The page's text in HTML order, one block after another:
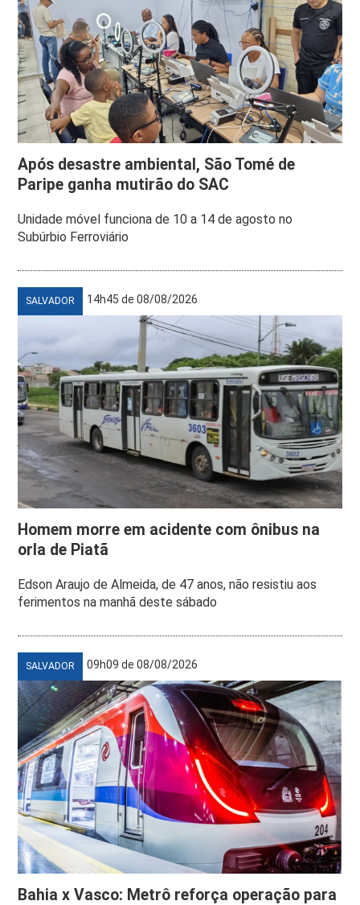
Após desastre ambiental, São Tomé de
Paripe ganha mutirão do SAC
Unidade móvel funciona de 10 a 14 de agosto no
Subúrbio Ferroviário
SALVADOR 14h45 de 08/08/2026
Homem morre em acidente com ônibus na
orla de Piatã
Edson Araujo de Almeida, de 47 anos, não resistiu aos
ferimentos na manhã deste sábado
SALVADOR 09h09 de 08/08/2026
Bahia x Vasco: Metrô reforça operação para